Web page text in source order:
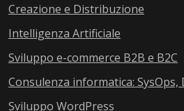
Creazione e Distribuzione
Intelligenza Artificiale
Sviluppo e-commerce B2B e B2C
Consulenza informatica: SysOps,
Sviluppo WordPress